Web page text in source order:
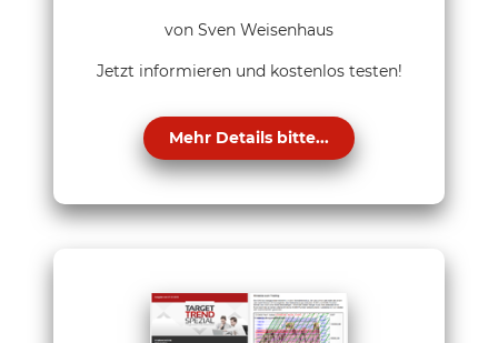
von Sven Weisenhaus
Jetzt informieren und kostenlos testen!
Mehr Details bitte...